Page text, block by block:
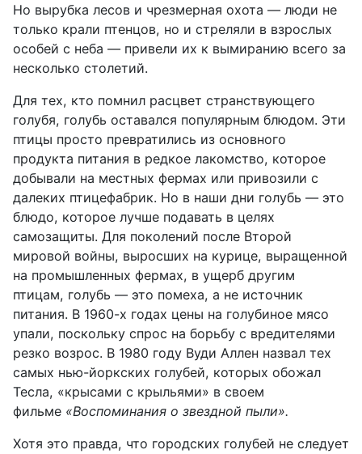
Но вырубка лесов и чрезмерная охота — люди не
только крали птенцов, но и стреляли в взрослых
особей с неба — привели их к вымиранию всего за
несколько столетий.
Для тех, кто помнил расцвет странствующего
голубя, голубь оставался популярным блюдом. Эти
птицы просто превратились из основного
продукта питания в редкое лакомство, которое
добывали на местных фермах или привозили с
далеких птицефабрик. Но в наши дни голубь — это
блюдо, которое лучше подавать в целях
самозащиты. Для поколений после Второй
мировой войны, выросших на курице, выращенной
на промышленных фермах, в ущерб другим
птицам, голубь — это помеха, а не источник
питания. В 1960-х годах цены на голубиное мясо
упали, поскольку спрос на борьбу с вредителями
резко возрос. В 1980 году Вуди Аллен назвал тех
самых нью-йоркских голубей, которых обожал
Тесла, «крысами с крыльями» в своем
фильме «Воспоминания о звездной пыли».
Хотя это правда, что городских голубей не следует